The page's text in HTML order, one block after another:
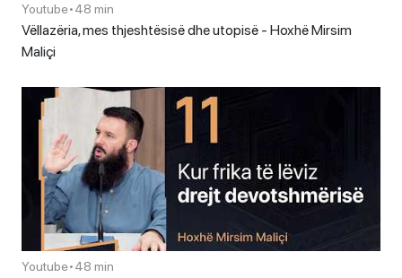
Youtube•48 min
Vëllazëria, mes thjeshtësisë dhe utopisë - Hoxhë Mirsim
Maliçi
Youtube•48 min